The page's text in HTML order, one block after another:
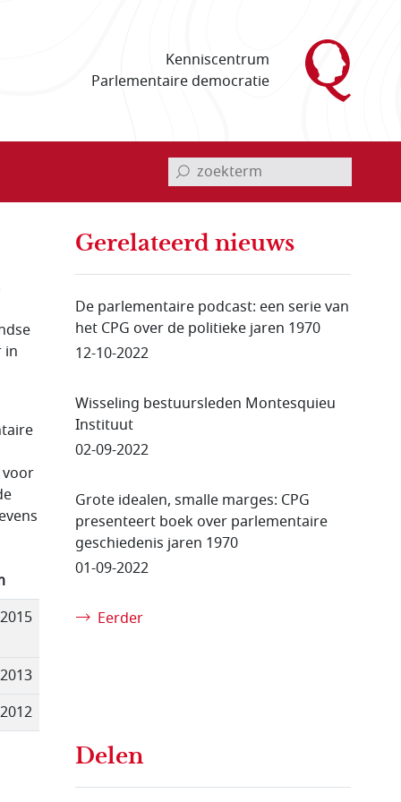
Kenniscentrum
Parlementaire democratie
invoerveld zoekterm
in
Gerelateerd nieuws
De parlementaire podcast: een serie van
het CPG over de politieke jaren 1970
12-10-2022
Wisseling bestuursleden Montesquieu
Instituut
02-09-2022
Grote idealen, smalle marges: CPG
presenteert boek over parlementaire
geschiedenis jaren 1970
01-09-2022
Eerder
Delen